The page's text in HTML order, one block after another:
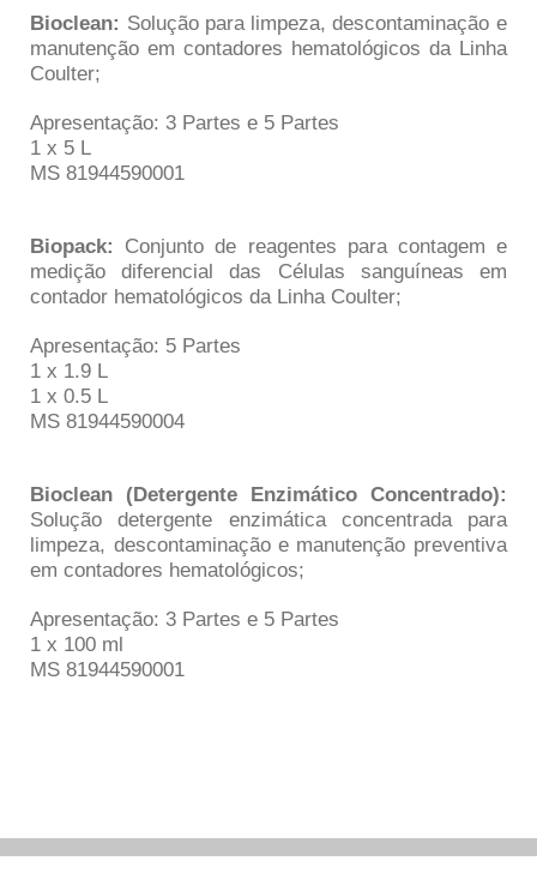
Bioclean: Solução para limpeza, descontaminação e
manutenção em contadores hematológicos da Linha
Coulter;
Apresentação: 3 Partes e 5 Partes
1 x 5 L
MS 81944590001
Biopack: Conjunto de reagentes para contagem e
medição diferencial das Células sanguíneas em
contador hematológicos da Linha Coulter;
Apresentação: 5 Partes
1 x 1.9 L
1 x 0.5 L
MS 81944590004
Bioclean (Detergente Enzimático Concentrado):
Solução detergente enzimática concentrada para
limpeza, descontaminação e manutenção preventiva
em contadores hematológicos;
Apresentação: 3 Partes e 5 Partes
1 x 100 ml
MS 81944590001